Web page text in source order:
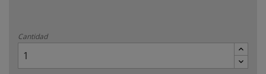
Cantidad